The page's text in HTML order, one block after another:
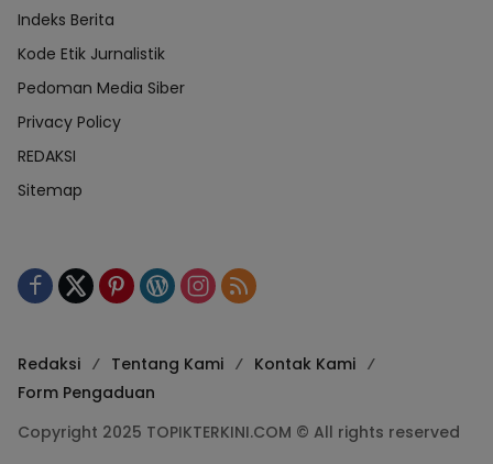
Indeks Berita
Kode Etik Jurnalistik
Pedoman Media Siber
Privacy Policy
REDAKSI
Sitemap
Redaksi Tentang Kami
Kontak Kami
Form Pengaduan
Copyright 2025 TOPIKTERKINI.COM © All rights reserved